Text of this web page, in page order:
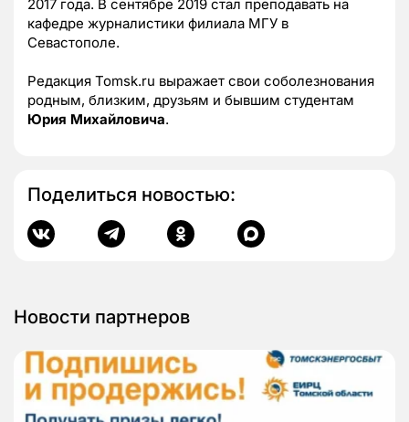
2017 года. В сентябре 2019 стал преподавать на
кафедре журналистики филиала МГУ в
Севастополе.
Редакция Tomsk.ru выражает свои соболезнования
родным, близким, друзьям и бывшим студентам
Юрия Михайловича.
Поделиться новостью:
Новости партнеров